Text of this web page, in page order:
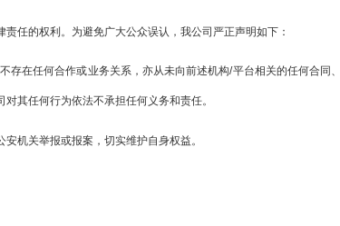
任的权利。为避免广大公众误认，我公司严正声明如下：
存在任何合作或业务关系，亦从未向前述机构/平台相关的任何合
其任何行为依法不承担任何义务和责任。
机关举报或报案，切实维护自身权益。